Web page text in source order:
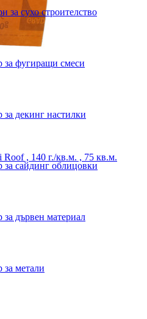
Roof , 140 г./кв.м. , 75 кв.м.
за сухо строителство
за фугиращи смеси
за декинг настилки
за сайдинг облицовки
за дървен материал
за метали